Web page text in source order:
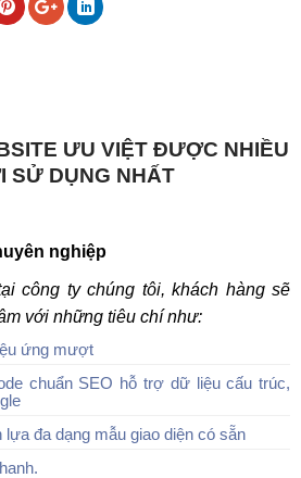
ƯU VIỆT ĐƯỢC NHIỀU
SỬ DỤNG NHẤT
nghiệp
công ty chúng tôi, khách hàng sẽ
với những tiêu chí như:
ứng mượt
chuẩn SEO hỗ trợ dữ liệu cấu trúc,
lựa đa dạng mẫu giao diện có sẵn